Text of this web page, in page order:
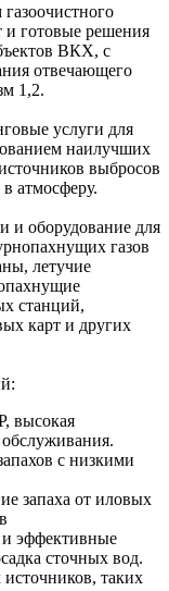
и готовые решения
ВКХ, с
отвечающего
1,2.
услуги для
наилучших
выбросов
атмосферу.
и оборудование для
газов
летучие
станций,
карт и других
высокая
с низкими
запаха от иловых
эффективные
сточных вод.
таких